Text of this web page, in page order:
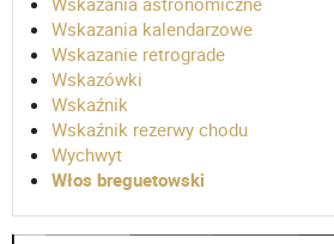
Wskazania kalendarzowe
Wskazanie retrograde
Wskazówki
Wskaźnik
Wskaźnik rezerwy chodu
Wychwyt
Włos breguetowski